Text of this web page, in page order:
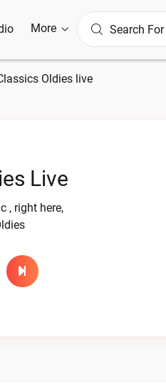
More
Oldies live
Live
, right here,